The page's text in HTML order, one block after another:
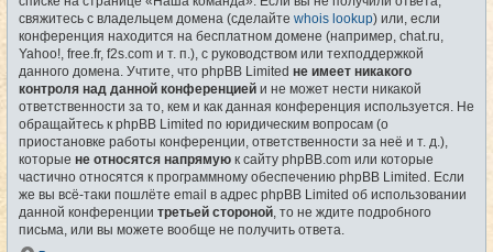
свяжитесь с владельцем домена (сделайте whois lookup) или, если
конференция находится на бесплатном домене (например, chat.ru,
Yahoo!, free.fr, f2s.com и т. п.), с руководством или техподдержкой
данного домена. Учтите, что phpBB Limited не имеет никакого
контроля над данной конференцией и не может нести никакой
ответственности за то, кем и как данная конференция используется. Не
обращайтесь к phpBB Limited по юридическим вопросам (о
приостановке работы конференции, ответственности за неё и т. д.),
которые не относятся напрямую к сайту phpBB.com или которые
частично относятся к программному обеспечению phpBB Limited. Если
же вы всё-таки пошлёте email в адрес phpBB Limited об использовании
данной конференции третьей стороной , то не ждите подробного
письма, или вы можете вообще не получить ответа.